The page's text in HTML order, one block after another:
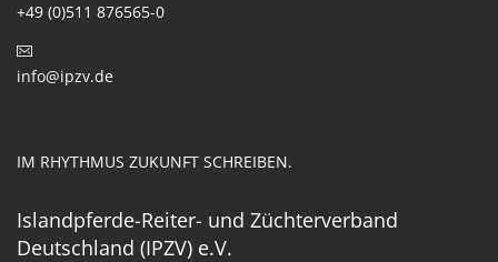
+49 (0)511 876565-0
info@ipzv.de
IM RHYTHMUS ZUKUNFT SCHREIBEN.
Islandpferde-Reiter- und Züchterverband
Deutschland (IPZV) e.V.